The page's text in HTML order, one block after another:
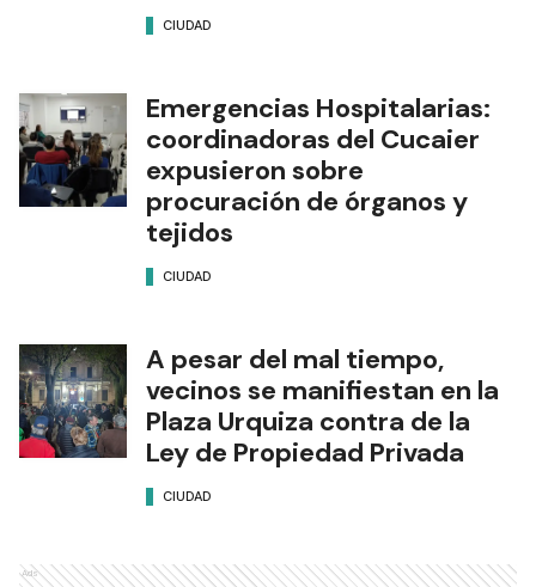
CIUDAD
Emergencias Hospitalarias:
coordinadoras del Cucaier
expusieron sobre
procuración de órganos y
tejidos
CIUDAD
A pesar del mal tiempo,
vecinos se manifiestan en la
Plaza Urquiza contra de la
Ley de Propiedad Privada
CIUDAD
Ads